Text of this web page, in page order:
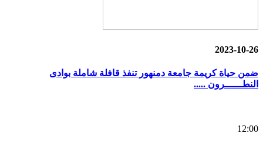
2023-10-26
ضمن حياة كريمة جامعة دمنهور تنفذ قافلة شاملة بوادى
النطــــــرون .....
12:00